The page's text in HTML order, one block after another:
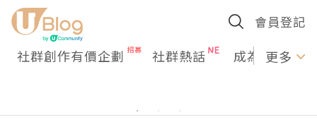
會員登記
社群創作有價企劃 社群熱話 成為U更多